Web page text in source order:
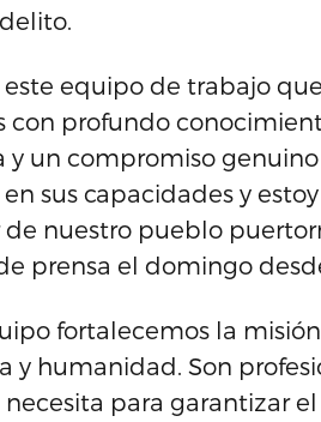
este equipo de trabajo
con profundo
un compromiso
sus capacidades y
de nuestro pueblo
prensa el domingo
fortalecemos la
y humanidad. Son
necesita para garantizar